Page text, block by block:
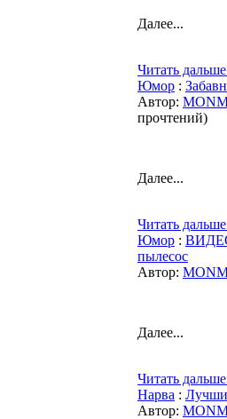
Далее...
Читать
Юмор :
Автор:
прочтений)
Далее...
Читать
Юмор :
пылесос
Автор:
Далее...
Читать
Нарва :
Автор: